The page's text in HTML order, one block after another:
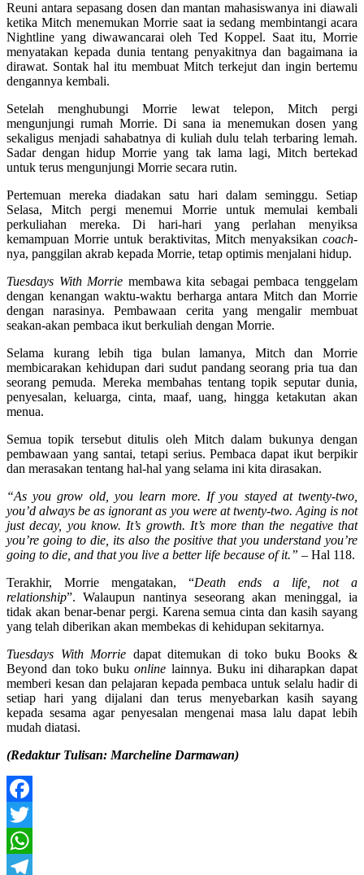
Reuni antara sepasang dosen dan mantan mahasiswanya ini diawali
ketika Mitch menemukan Morrie saat ia sedang membintangi acara
Nightline yang diwawancarai oleh Ted Koppel. Saat itu, Morrie
menyatakan kepada dunia tentang penyakitnya dan bagaimana ia
dirawat. Sontak hal itu membuat Mitch terkejut dan ingin bertemu
dengannya kembali.
Setelah menghubungi Morrie lewat telepon, Mitch pergi
mengunjungi rumah Morrie. Di sana ia menemukan dosen yang
sekaligus menjadi sahabatnya di kuliah dulu telah terbaring lemah.
Sadar dengan hidup Morrie yang tak lama lagi, Mitch bertekad
untuk terus mengunjungi Morrie secara rutin.
Pertemuan mereka diadakan satu hari dalam seminggu. Setiap
Selasa, Mitch pergi menemui Morrie untuk memulai kembali
perkuliahan mereka. Di hari-hari yang perlahan menyiksa
kemampuan Morrie untuk beraktivitas, Mitch menyaksikan coach-
nya, panggilan akrab kepada Morrie, tetap optimis menjalani hidup.
Tuesdays With Morrie membawa kita sebagai pembaca tenggelam
dengan kenangan waktu-waktu berharga antara Mitch dan Morrie
dengan narasinya. Pembawaan cerita yang mengalir membuat
seakan-akan pembaca ikut berkuliah dengan Morrie.
Selama kurang lebih tiga bulan lamanya, Mitch dan Morrie
membicarakan kehidupan dari sudut pandang seorang pria tua dan
seorang pemuda. Mereka membahas tentang topik seputar dunia,
penyesalan, keluarga, cinta, maaf, uang, hingga ketakutan akan
menua.
Semua topik tersebut ditulis oleh Mitch dalam bukunya dengan
pembawaan yang santai, tetapi serius. Pembaca dapat ikut berpikir
dan merasakan tentang hal-hal yang selama ini kita dirasakan.
“As you grow old, you learn more. If you stayed at twenty-two,
you’d always be as ignorant as you were at twenty-two. Aging is not
just decay, you know. It’s growth. It’s more than the negative that
you’re going to die, its also the positive that you understand you’re
going to die, and that you live a better life because of it.” – Hal 118.
Terakhir, Morrie mengatakan, “Death ends a life, not a
relationship”. Walaupun nantinya seseorang akan meninggal, ia
tidak akan benar-benar pergi. Karena semua cinta dan kasih sayang
yang telah diberikan akan membekas di kehidupan sekitarnya.
Tuesdays With Morrie dapat ditemukan di toko buku Books &
Beyond dan toko bukuonline lainnya. Buku ini diharapkan dapat
memberi kesan dan pelajaran kepada pembaca untuk selalu hadir di
setiap hari yang dijalani dan terus menyebarkan kasih sayang
kepada sesama agar penyesalan mengenai masa lalu dapat lebih
mudah diatasi.
(Redaktur Tulisan: Marcheline Darmawan)
Facebook
Twitter
WhatsApp